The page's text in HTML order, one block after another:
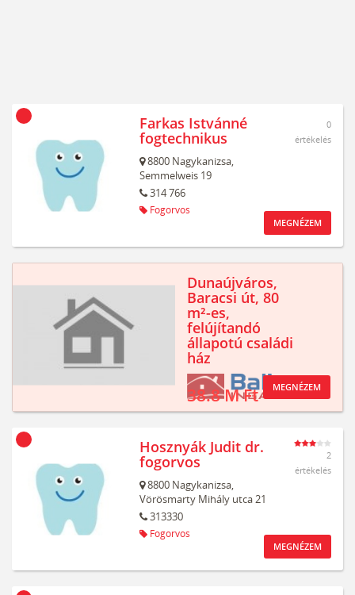
Farkas Istvánné
fogtechnikus
8800 Nagykanizsa,
Semmelweis 19
314 766
Fogorvos
0
értékelés
MEGNÉZEM
Dunaújváros,
Baracsi út, 80
m²-es,
felújítandó
állapotú családi
ház
38.8 M Ft MEGNÉZEM
Hosznyák Judit dr.
fogorvos
8800 Nagykanizsa,
Vörösmarty Mihály utca 21
313330
Fogorvos
2
értékelés
MEGNÉZEM